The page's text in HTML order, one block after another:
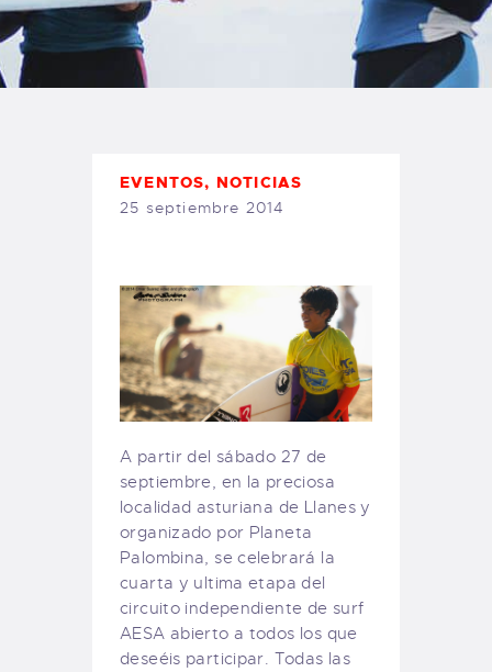
TIENDA FAMILY SURFERS
WEBCAM SALINAS
PEDIDOS
EVENTOS, NOTICIAS
25 septiembre 2014
A partir del sábado 27 de
septiembre, en la preciosa
localidad asturiana de Llanes y
organizado por Planeta
Palombina, se celebrará la
cuarta y ultima etapa del
circuito independiente de surf
AESA abierto a todos los que
deseéis participar. Todas las